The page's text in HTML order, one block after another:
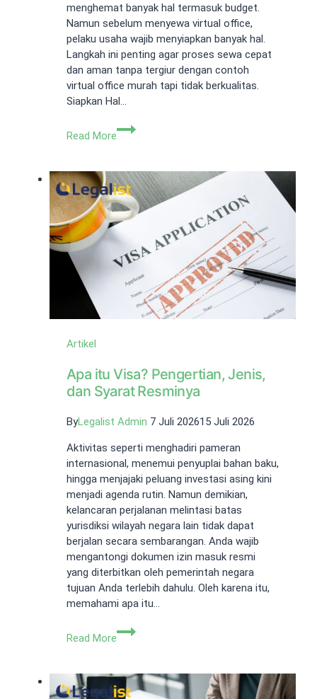
menghemat banyak hal termasuk budget.
Namun sebelum menyewa virtual office,
pelaku usaha wajib menyiapkan banyak hal.
Langkah ini penting agar proses sewa cepat
dan aman tanpa tergiur dengan contoh
virtual office murah tapi tidak berkualitas.
Siapkan Hal…
Read More
Virtual
Solusi
Terbaik
untuk
Efisiensi
Artikel
Apa itu Visa? Pengertian, Jenis,
dan Syarat Resminya
ByLegalist Admin 7 Juli 202615 Juli 2026
Aktivitas seperti menghadiri pameran
internasional, menemui penyuplai bahan baku,
hingga menjajaki peluang investasi asing kini
menjadi agenda rutin. Namun demikian,
kelancaran perjalanan melintasi batas
yurisdiksi wilayah negara lain tidak dapat
berjalan secara sembarangan. Anda wajib
mengantongi dokumen izin masuk resmi
yang diterbitkan oleh pemerintah negara
tujuan Anda terlebih dahulu. Oleh karena itu,
memahami apa itu…
Read More
Apa
Pengertian,
Jenis,